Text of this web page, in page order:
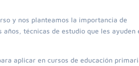
y nos planteamos la importancia de
técnicas de estudio que les ayuden
aplicar en cursos de educación